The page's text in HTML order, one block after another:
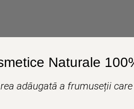
Naturale
adăugată a frumuseții